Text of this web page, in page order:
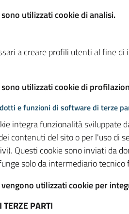
utilizzati cookie di analisi.
a creare profili utenti al fine
utilizzati cookie di
e funzioni di software di terze
integra funzionalità sviluppate
contenuti del sito o per l'uso di
Questi cookie sono inviati da
solo da intermediario
utilizzati cookie per
PARTI